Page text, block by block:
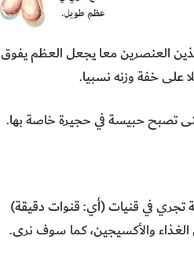
العنصرين معا يجعل العظم يفوق
على خفة وزنه نسبيا.
حتى تصبح حبيسة في حجيرة خاصة بها.
تجري في قنيات (أي: قنوات دقيقة)
الغذاء والأكسيجين، كما سوف نرى.